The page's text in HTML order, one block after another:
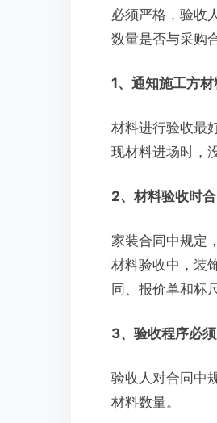
必须严格，验收
数量是否与采购
1、通知施工方
材料进行验收最
现材料进场时，
2、材料验收时
家装合同中规定
材料验收中，装
同、报价单和标
3、验收程序必
验收人对合同中
材料数量。